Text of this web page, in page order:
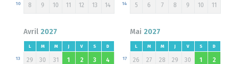
8
10 9 10 11 12 13 14 5
14 6 7 8 9 10 11
Avril 2027
L M M J V S D
29
13 30 31 1 2 3 4
Mai 2027
L M M J V S D
26
17 27 28 29 30 1 2